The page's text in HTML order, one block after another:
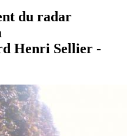
du radar
Henri Sellier -